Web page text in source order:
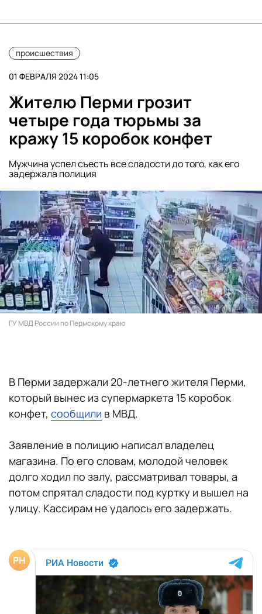
происшествия
01 ФЕВРАЛЯ 2024 11:05
Жителю Перми грозит
четыре года тюрьмы за
кражу 15 коробок конфет
Мужчина успел съесть все сладости до того, как его
задержала полиция
ГУ МВД России по Пермскому краю
В Перми задержали 20-летнего жителя Перми,
который вынес из супермаркета 15 коробок
конфет, сообщили в МВД.
Заявление в полицию написал владелец
магазина. По его словам, молодой человек
долго ходил по залу, рассматривал товары, а
потом спрятал сладости под куртку и вышел на
улицу. Кассирам не удалось его задержать.